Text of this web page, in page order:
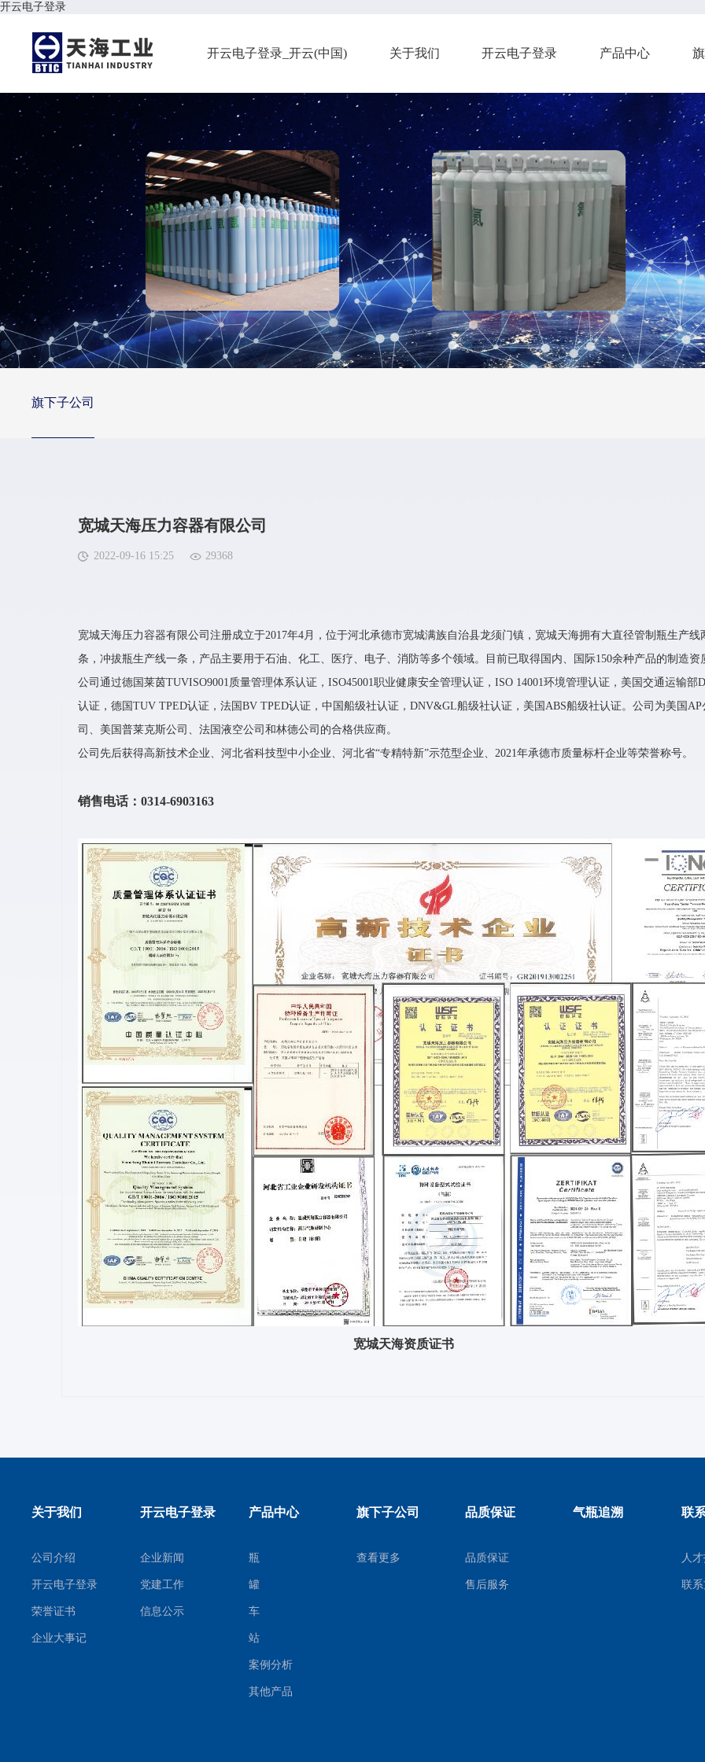
开云电子登录
开云电子登录_开云(中国) 关于我们 开云电子登录 产品中心
旗下子公司
宽城天海压力容器有限公司
2022-09-16 15:25 29368
宽城天海压力容器有限公司注册成立于2017年4月，位于河北承德市宽城满族自治县龙须门镇，宽城天海拥有大直径管制瓶生产线
条，冲拔瓶生产线一条，产品主要用于石油、化工、医疗、电子、消防等多个领域。目前已取得国内、国际150余种产品的制造资
公司通过德国莱茵TUVISO9001质量管理体系认证，ISO45001职业健康安全管理认证，ISO 14001环境管理认证，美国交通运输部
认证，德国TUV TPED认证，法国BV TPED认证，中国船级社认证，DNV&GL船级社认证，美国ABS船级社认证。公司为美国AP
司、美国普莱克斯公司、法国液空公司和林德公司的合格供应商。
公司先后获得高新技术企业、河北省科技型中小企业、河北省“专精特新”示范型企业、2021年承德市质量标杆企业等荣誉称号。
销售电话：0314-6903163
宽城天海资质证书
关于我们
公司介绍
开云电子登录
荣誉证书
企业大事记
开云电子登录
企业新闻
党建工作
信息公示
产品中心
瓶
罐
车
站
案例分析
其他产品
旗下子公司
查看更多
品质保证
品质保证
售后服务
气瓶追溯 联
人
联